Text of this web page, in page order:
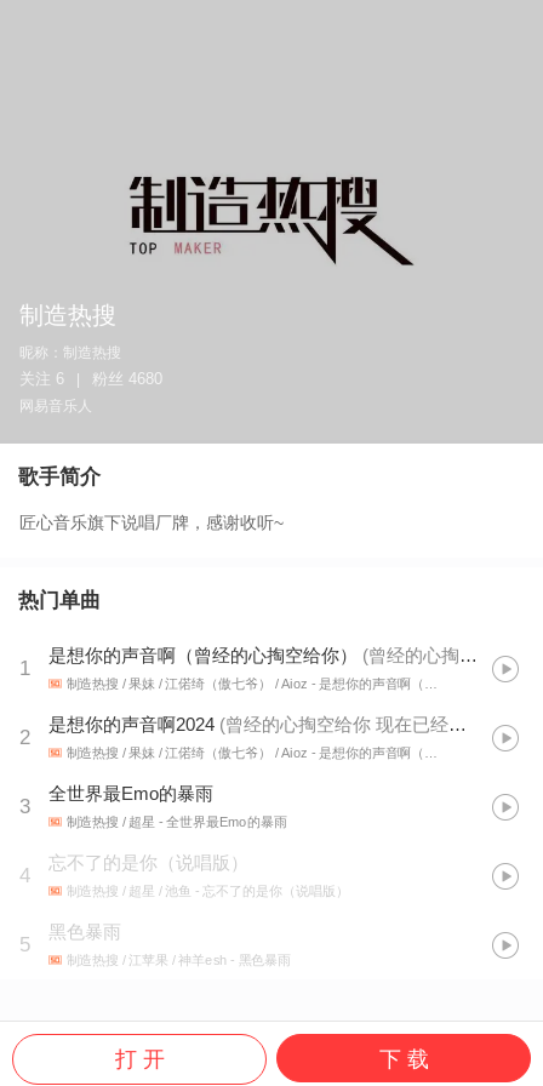
制造热搜
昵称： 制造热搜
关注 6 粉丝 4680
网易音乐人
歌手简介
匠心音乐旗下说唱厂牌，感谢收听~
热门单曲
1
是想你的声音啊（曾经的心掏空给你） (曾经的心掏空给你 现在已经冷冰冰
制造热搜 / 果妹 / 江偌绮（傲七爷） / Aioz - 是想你的声音啊（说唱版）
2
是想你的声音啊2024 (曾经的心掏空给你 现在已经冷冰冰 )
制造热搜 / 果妹 / 江偌绮（傲七爷） / Aioz - 是想你的声音啊（说唱版）
3
全世界最Emo的暴雨
制造热搜 / 超星 - 全世界最Emo的暴雨
4
忘不了的是你（说唱版）
制造热搜 / 超星 / 池鱼 - 忘不了的是你（说唱版）
5
黑色暴雨
制造热搜 / 江苹果 / 神羊esh - 黑色暴雨
打 开 下 载